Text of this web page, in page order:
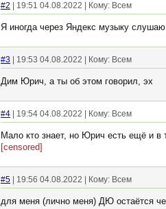
#2 | 19:51 04.08.2022 | Кому: Всем
Я иногда через Яндекс музыку
#3 | 19:53 04.08.2022 | Кому: Всем
Дим Юрич, а ты об этом говорил, эх
#4 | 19:54 04.08.2022 | Кому: Всем
Мало кто знает, но Юрич есть ещё и в
[censored]
#5 | 19:56 04.08.2022 | Кому: Всем
для меня (лично меня) ДЮ остаётся